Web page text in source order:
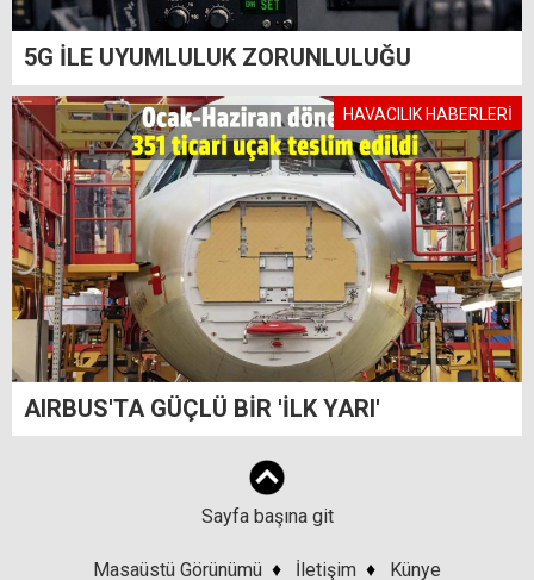
5G İLE UYUMLULUK ZORUNLULUĞU
HAVACILIK HABERLERİ
AIRBUS'TA GÜÇLÜ BİR 'İLK YARI'
Sayfa başına git
Masaüstü Görünümü ♦ İletişim ♦ Künye